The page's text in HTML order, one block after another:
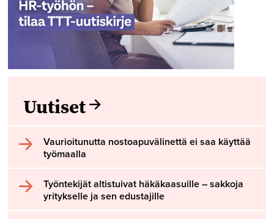
Uutiset
Vaurioitunutta nostoapuvälinettä ei saa käyttää
työmaalla
Työntekijät altistuivat häkäkaasuille – sakkoja
yritykselle ja sen edustajille